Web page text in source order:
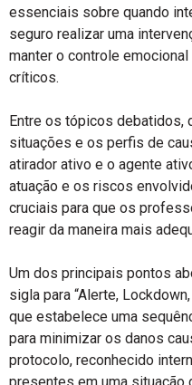
essenciais sobre quando
seguro realizar uma
manter o controle
críticos.
Entre os tópicos
situações e os perfis de
atirador ativo e o agente
atuação e os riscos
cruciais para que os
reagir da maneira mais
Um dos principais pontos
sigla para “Alerte,
que estabelece uma
para minimizar os danos
protocolo, reconhecido